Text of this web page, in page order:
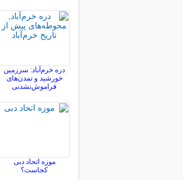
دره خرم‌آباد: سرزمین
خورشید و تمدن‌های
فراموش‌نشدنی
موزه اتحاد دبی
کجاست؟